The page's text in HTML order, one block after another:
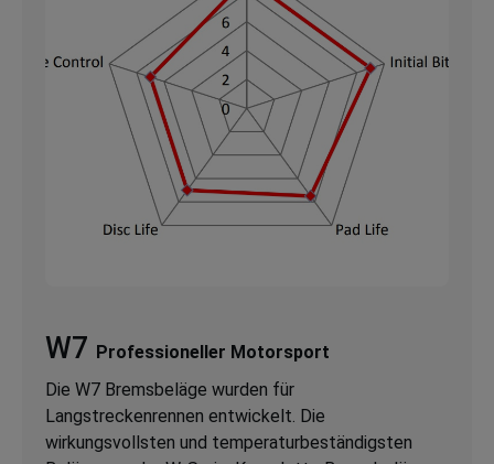
W7 Professioneller Motorsport
Die W7 Bremsbeläge wurden für
Langstreckenrennen entwickelt. Die
wirkungsvollsten und temperaturbeständigsten